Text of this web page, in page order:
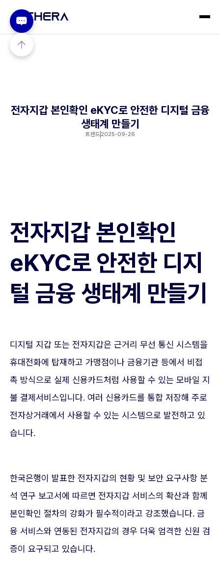
전자지갑 본인확인 eKYC로 안전한 디지털 금융
생태계 만들기
트렌드 2025-09-26
전자지갑 본인확인
eKYC로 안전한 디지
털 금융 생태계 만들기
디지털 지갑 또는 전자지갑은 근거리 무선 통신 시스템을
휴대전화에 탑재하고 가맹점이나 금융기관 등에서 비접
촉 방식으로 실제 신용카드처럼 사용할 수 있는 모바일 지
불 결제서비스입니다. 여러 신용카드를 통합 저장해 주로
전자상거래에서 사용할 수 있는 시스템으로 발전하고 있
습니다.
한국은행이 발표한 전자지갑의 현황 및 보안 요구사항 분
석 연구 보고서에 따르면 전자지갑 서비스의 확산과 함께
본인확인 절차의 강화가 필수적이라고 강조했습니다. 금
융 서비스와 연동된 전자지갑의 경우 더욱 엄격한 신원 검
증이 요구되고 있습니다.